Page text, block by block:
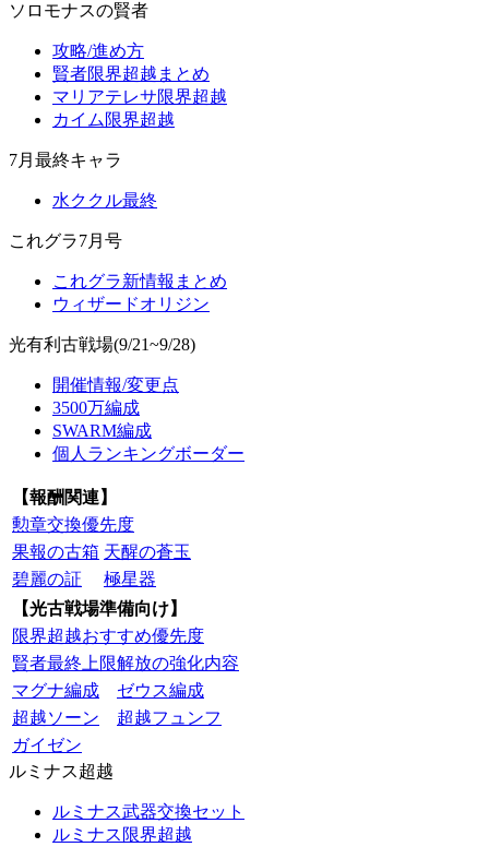
ソロモナスの賢者
攻略/進め方
賢者限界超越まとめ
マリアテレサ限界超越
カイム限界超越
7月最終キャラ
水ククル最終
これグラ7月号
これグラ新情報まとめ
ウィザードオリジン
光有利古戦場(9/21~9/28)
開催情報/変更点
3500万編成
SWARM編成
個人ランキングボーダー
【報酬関連】
勲章交換優先度
果報の古箱 天醒の蒼玉
碧麗の証
極星器
【光古戦場準備向け】
限界超越おすすめ優先度
賢者最終上限解放の強化内容
マグナ編成
ゼウス編成
超越ソーン
超越フュンフ
ガイゼン
ルミナス超越
ルミナス武器交換セット
ルミナス限界超越